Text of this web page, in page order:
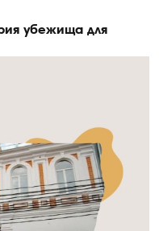
убежища для